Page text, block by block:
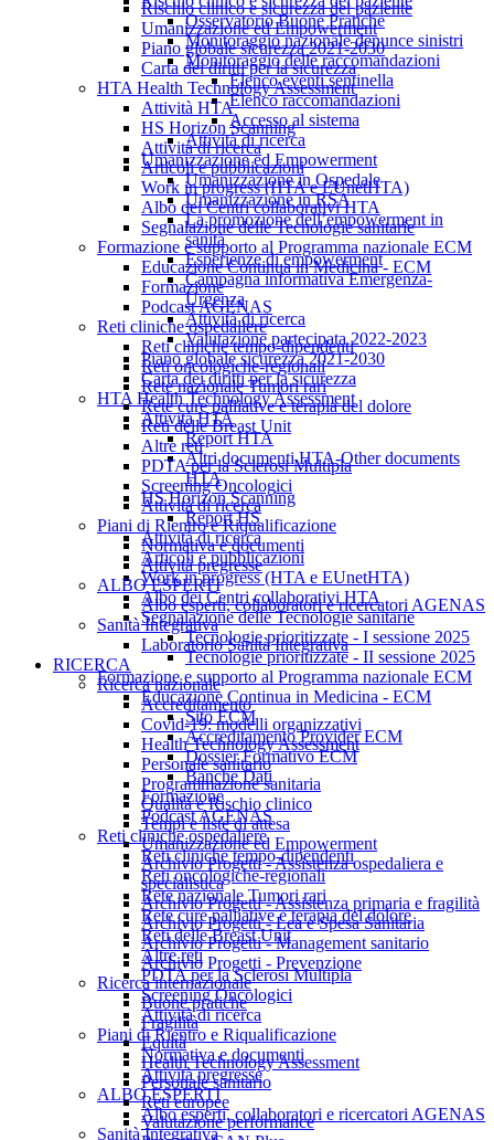
Rischio clinico e sicurezza del paziente
Umanizzazione ed Empowerment
Piano globale sicurezza 2021-2030
Carta dei diritti per la sicurezza
HTA Health Technology Assessment
Attività HTA
HS Horizon Scanning
Attività di ricerca
Articoli e pubblicazioni
Work in progress (HTA e EUnetHTA)
Albo dei Centri collaborativi HTA
Segnalazione delle Tecnologie sanitarie
Formazione e supporto al Programma nazionale ECM
Educazione Continua in Medicina - ECM
Formazione
Podcast AGENAS
Reti cliniche ospedaliere
Reti cliniche tempo-dipendenti
Reti oncologiche-regionali
Rete nazionale Tumori rari
Rete cure palliative e terapia del dolore
Reti delle Breast Unit
Altre reti
PDTA per la Sclerosi Multipla
Screening Oncologici
Attività di ricerca
Piani di Rientro e Riqualificazione
Normativa e documenti
Attività pregresse
ALBO ESPERTI
Albo esperti, collaboratori e ricercatori AGENAS
Sanità Integrativa
Laboratorio Sanità Integrativa
RICERCA
Ricerca nazionale
Accreditamento
Covid-19: modelli organizzativi
Health Technology Assessment
Personale sanitario
Programmazione sanitaria
Qualità e Rischio clinico
Tempi e liste di attesa
Umanizzazione ed Empowerment
Archivio Progetti - Assistenza ospedaliera e
specialistica
Archivio Progetti - Assistenza primaria e fragilità
Archivio Progetti - Lea e Spesa Sanitaria
Archivio Progetti - Management sanitario
Archivio Progetti - Prevenzione
Ricerca internazionale
Buone pratiche
Fragilità
Equità
Health Technology Assessment
Personale sanitario
Reti europee
Valutazione performance
Osservatorio Buone Pratiche
Monitoraggio nazionale denunce sinistri
Monitoraggio delle raccomandazioni
Elenco eventi sentinella
Elenco raccomandazioni
Accesso al sistema
Attività di ricerca
Umanizzazione ed Empowerment
Umanizzazione in Ospedale
Umanizzazione in RSA
La promozione dell’empowerment in
sanità
Esperienze di empowerment
Campagna informativa Emergenza-
Urgenza
Attività di ricerca
Valutazione partecipata 2022-2023
Piano globale sicurezza 2021-2030
Carta dei diritti per la sicurezza
HTA Health Technology Assessment
Attività HTA
Report HTA
Altri documenti HTA-Other documents
HTA
HS Horizon Scanning
Report HS
Attività di ricerca
Articoli e pubblicazioni
Work in progress (HTA e EUnetHTA)
Albo dei Centri collaborativi HTA
Segnalazione delle Tecnologie sanitarie
Tecnologie prioritizzate - I sessione 2025
Tecnologie prioritizzate - II sessione 2025
Formazione e supporto al Programma nazionale ECM
Educazione Continua in Medicina - ECM
Sito ECM
Accreditamento Provider ECM
Dossier Formativo ECM
Banche Dati
Formazione
Podcast AGENAS
Reti cliniche ospedaliere
Reti cliniche tempo-dipendenti
Reti oncologiche-regionali
Rete nazionale Tumori rari
Rete cure palliative e terapia del dolore
Reti delle Breast Unit
Altre reti
PDTA per la Sclerosi Multipla
Screening Oncologici
Attività di ricerca
Piani di Rientro e Riqualificazione
Normativa e documenti
Attività pregresse
ALBO ESPERTI
Albo esperti, collaboratori e ricercatori AGENAS
Sanità Integrativa